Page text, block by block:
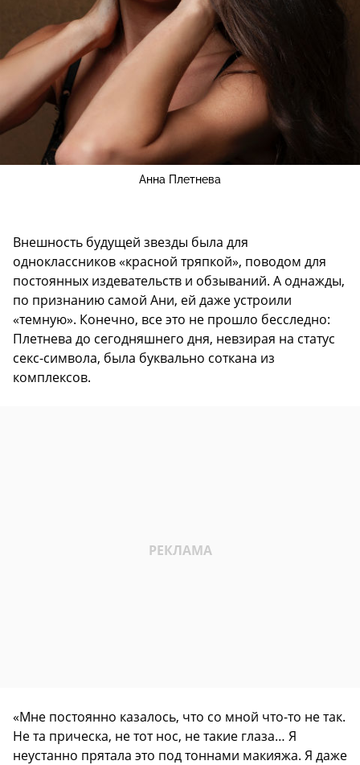
Анна Плетнева
Внешность будущей звезды была для
одноклассников «красной тряпкой», поводом для
постоянных издевательств и обзываний. А однажды,
по признанию самой Ани, ей даже устроили
«темную». Конечно, все это не прошло бесследно:
Плетнева до сегодняшнего дня, невзирая на статус
секс-символа, была буквально соткана из
комплексов.
«Мне постоянно казалось, что со мной что-то не так.
Не та прическа, не тот нос, не такие глаза… Я
неустанно прятала это под тоннами макияжа. Я даже